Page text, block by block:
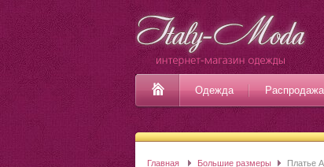
Одежда Распродажа
Главная Большие размеры Платье